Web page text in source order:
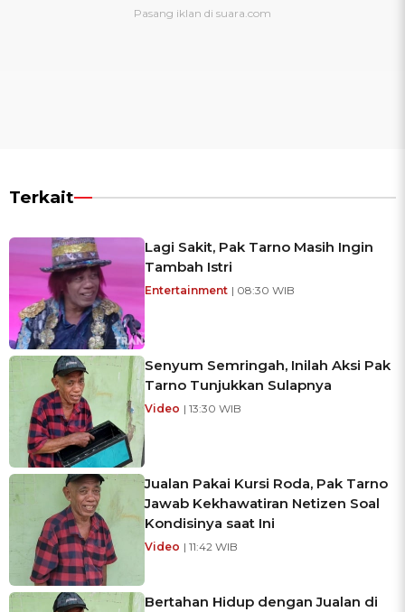
Terkait
Lagi Sakit, Pak Tarno Masih Ingin
Tambah Istri
Entertainment | 08:30 WIB
Senyum Semringah, Inilah Aksi Pak
Tarno Tunjukkan Sulapnya
Video | 13:30 WIB
Jualan Pakai Kursi Roda, Pak Tarno
Jawab Kekhawatiran Netizen Soal
Kondisinya saat Ini
Video | 11:42 WIB
Bertahan Hidup dengan Jualan di